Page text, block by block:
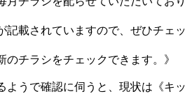
記載されていますので、ぜひチェッ
チラシをチェックできます。》
ようで確認に伺うと、現状は《キッ